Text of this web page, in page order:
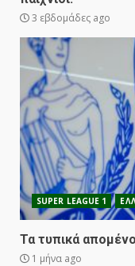
3 εβδομάδες ago
SUPER LEAGUE 1
Τα τυπικά
1 μήνα ago